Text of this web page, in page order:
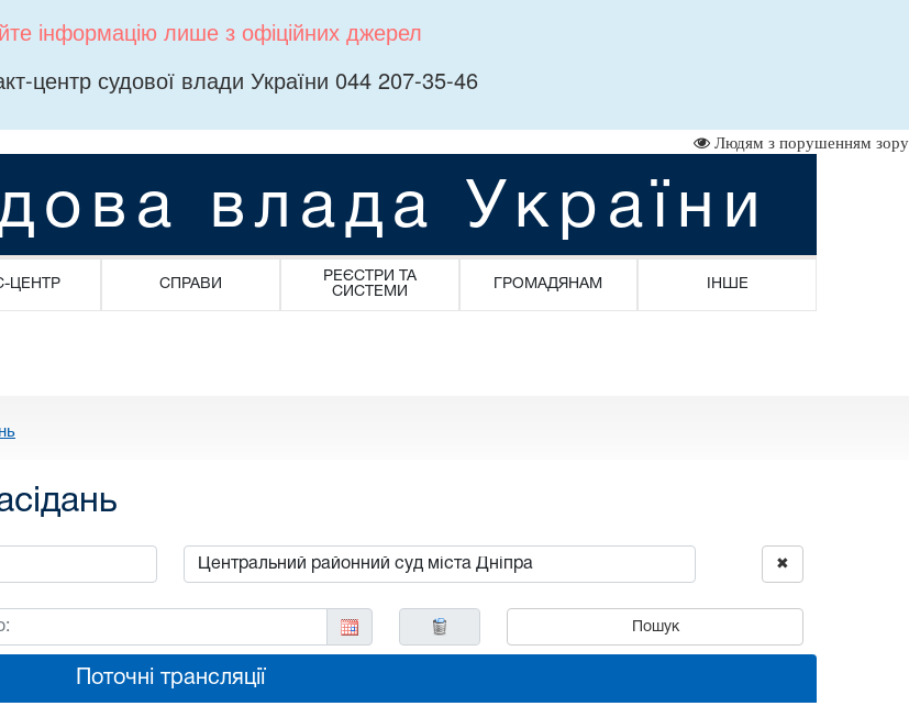
інформацію лише з офіційних джерел
центр судової влади України 044 207-35-46
Людям з порушенням зору
влада України
ЦЕНТР СПРАВИ
РЕЄСТРИ ТА
СИСТЕМИ
ГРОМАДЯНАМ ІНШЕ
✖
Пошук
Поточні трансляції